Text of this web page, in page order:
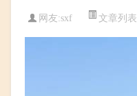
网友:sxf 文章列表